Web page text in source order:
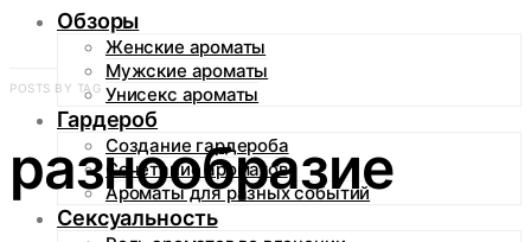
Обзоры
Женские ароматы
Мужские ароматы
Унисекс ароматы
Гардероб
Создание гардероба
Сочетание ароматов
Ароматы для разных событий
Сексуальность
POSTS BY TAG
разнообразие